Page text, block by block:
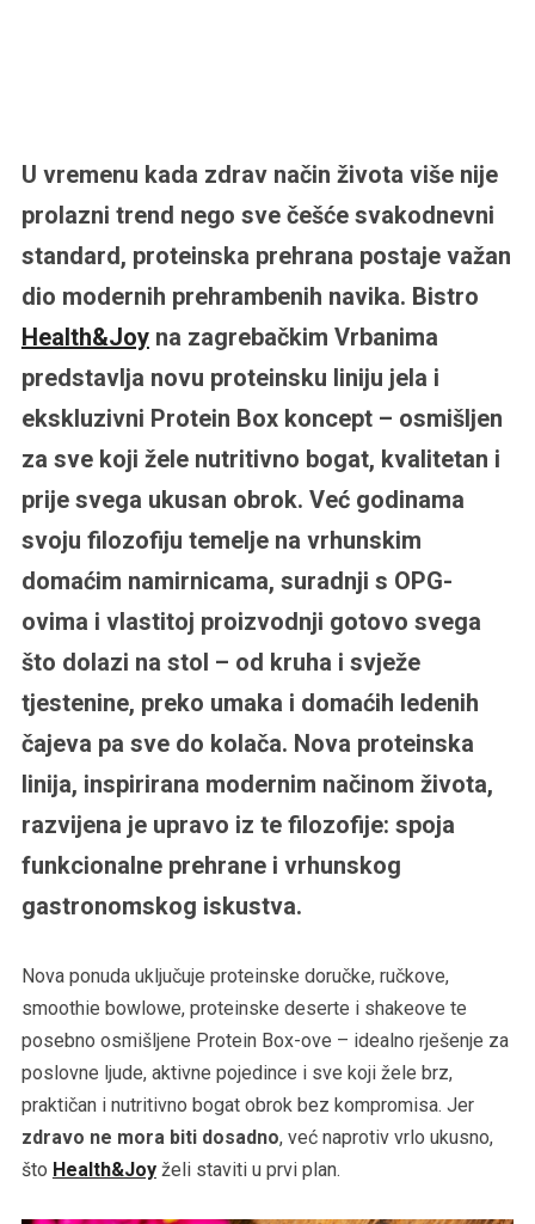
U vremenu kada zdrav način života više nije
prolazni trend nego sve češće svakodnevni
standard, proteinska prehrana postaje važan
dio modernih prehrambenih navika. Bistro
Health&Joyna zagrebačkim Vrbanima
predstavlja novu proteinsku liniju jela i
ekskluzivni Protein Box koncept – osmišljen
za sve koji žele nutritivno bogat, kvalitetan i
prije svega ukusan obrok. Već godinama
svoju filozofiju temelje na vrhunskim
domaćim namirnicama, suradnji s OPG-
ovima i vlastitoj proizvodnji gotovo svega
što dolazi na stol – od kruha i svježe
tjestenine, preko umaka i domaćih ledenih
čajeva pa sve do kolača. Nova proteinska
linija, inspirirana modernim načinom života,
razvijena je upravo iz te filozofije: spoja
funkcionalne prehrane i vrhunskog
gastronomskog iskustva.
Nova ponuda uključuje proteinske doručke, ručkove,
smoothie bowlowe, proteinske deserte i shakeove te
posebno osmišljene Protein Box-ove – idealno rješenje za
poslovne ljude, aktivne pojedince i sve koji žele brz,
praktičan i nutritivno bogat obrok bez kompromisa. Jer
zdravo ne mora biti dosadno, već naprotiv vrlo ukusno,
što Health&Joyželi staviti u prvi plan.